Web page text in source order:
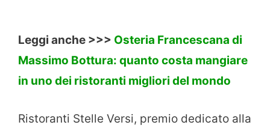
Leggi anche >>> Osteria Francescana di
Massimo Bottura: quanto costa mangiare
in uno dei ristoranti migliori del mondo
Ristoranti Stelle Versi, premio dedicato alla